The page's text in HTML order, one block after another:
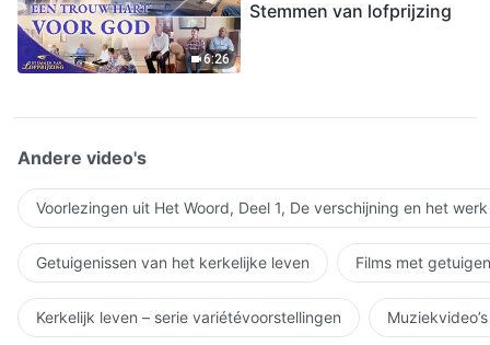
6:26
Stemmen van lofprijzing
Andere video's
Voorlezingen uit Het Woord, Deel 1, De verschijning en het
Getuigenissen van het kerkelijke leven Films met
Kerkelijk leven – serie variétévoorstellingen Muziekvideo’s